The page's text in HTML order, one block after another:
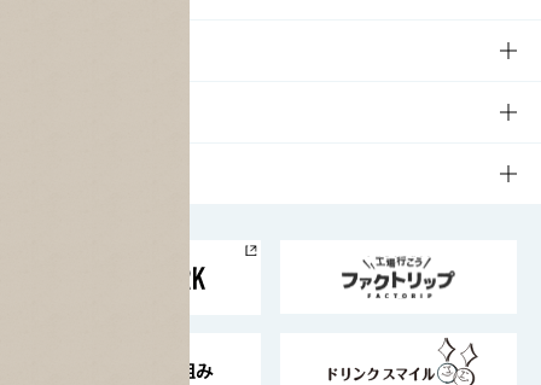
サントリーサンバーズ大阪
サントリーが考えるサステナビリティ経営